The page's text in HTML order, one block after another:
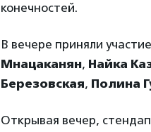
конечностей.
В вечере приняли участие
Мнацаканян, Найка
Березовская, Полина
Открывая вечер,